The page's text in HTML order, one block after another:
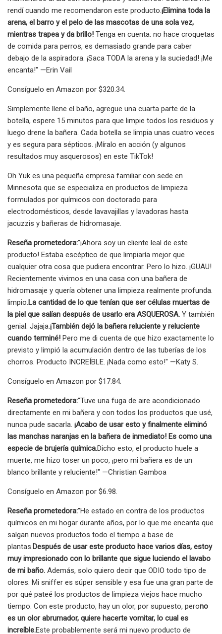
rendí cuando me recomendaron este producto.¡Elimina toda la
arena, el barro y el pelo de las mascotas de una sola vez,
mientras trapea y da brillo! Tenga en cuenta: no hace croquetas
de comida para perros, es demasiado grande para caber
debajo de la aspiradora. ¡Saca TODA la arena y la suciedad! ¡Me
encanta!" —Erin Vail
Consíguelo en Amazon por $320.34.
Simplemente llene el baño, agregue una cuarta parte de la
botella, espere 15 minutos para que limpie todos los residuos y
luego drene la bañera. Cada botella se limpia unas cuatro veces
y es segura para sépticos. ¡Míralo en acción (y algunos
resultados muy asquerosos) en este TikTok!
Oh Yuk es una pequeña empresa familiar con sede en
Minnesota que se especializa en productos de limpieza
formulados por químicos con doctorado para
electrodomésticos, desde lavavajillas y lavadoras hasta
jacuzzis y bañeras de hidromasaje.
Reseña prometedora:"¡Ahora soy un cliente leal de este
producto! Estaba escéptico de que limpiaría mejor que
cualquier otra cosa que pudiera encontrar. Pero lo hizo. ¡GUAU!
Recientemente vivimos en una casa con una bañera de
hidromasaje y quería obtener una limpieza realmente profunda.
limpio.La cantidad de lo que tenían que ser células muertas de
la piel que salían después de usarlo era ASQUEROSA. Y también
genial. Jajaja.¡También dejó la bañera reluciente y reluciente
cuando terminé! Pero me di cuenta de que hizo exactamente lo
previsto y limpió la acumulación dentro de las tuberías de los
chorros. Producto INCREÍBLE. ¡Nada como esto!" —Katy S.
Consíguelo en Amazon por $17.84.
Reseña prometedora:"Tuve una fuga de aire acondicionado
directamente en mi bañera y con todos los productos que usé,
nunca pude sacarla. ¡Acabo de usar esto y finalmente eliminó
las manchas naranjas en la bañera de inmediato! Es como una
especie de brujería química.Dicho esto, el producto huele a
muerte, me hizo toser un poco, ¡pero mi bañera es de un
blanco brillante y reluciente!" —Christian Gamboa
Consíguelo en Amazon por $6.98.
Reseña prometedora:"He estado en contra de los productos
químicos en mi hogar durante años, por lo que me encanta que
salgan nuevos productos todo el tiempo a base de
plantas.Después de usar este producto hace varios días, estoy
muy impresionado con lo brillante que sigue luciendo el lavabo
de mi baño. Además, solo quiero decir que ODIO todo tipo de
olores. Mi sniffer es súper sensible y esa fue una gran parte de
por qué pateé los productos de limpieza viejos hace mucho
tiempo. Con este producto, hay un olor, por supuesto, perono
es un olor abrumador, quiere hacerte vomitar, lo cual es
increíble.Este probablemente será mi nuevo producto de